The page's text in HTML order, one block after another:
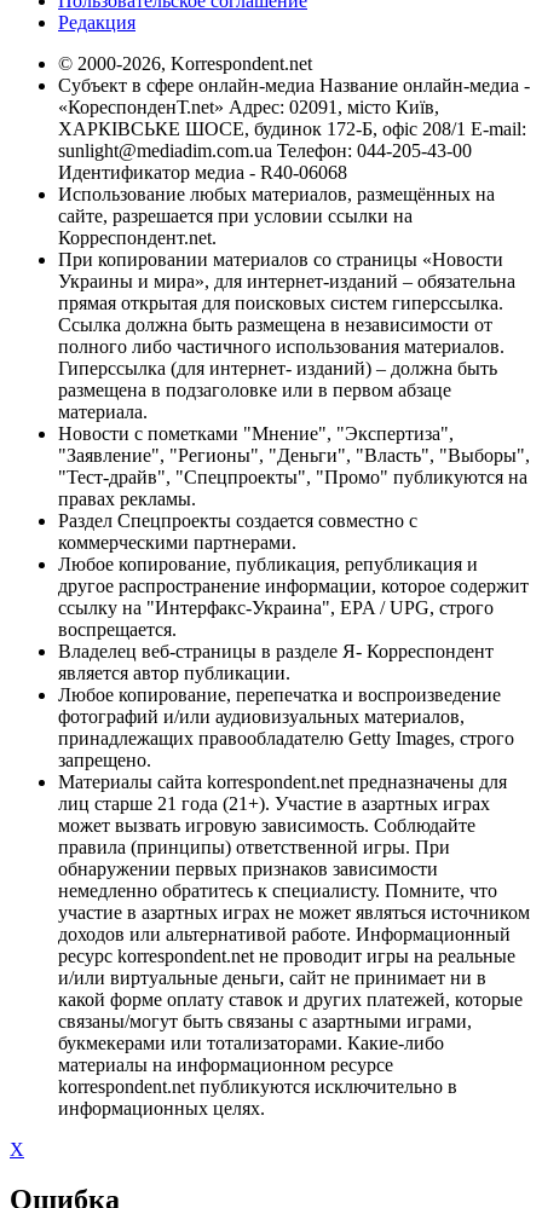
Редакция
© 2000-2026, Korrespondent.net
Субъект в сфере онлайн-медиа Название онлайн-медиа -
«КореспонденТ.net» Адрес: 02091, місто Київ,
ХАРКІВСЬКЕ ШОСЕ, будинок 172-Б, офіс 208/1 E-mail:
sunlight@mediadim.com.ua Телефон: 044-205-43-00
Идентификатор медиа - R40-06068
Использование любых материалов, размещённых на
сайте, разрешается при условии ссылки на
Корреспондент.net.
При копировании материалов со страницы «Новости
Украины и мира», для интернет-изданий – обязательна
прямая открытая для поисковых систем гиперссылка.
Ссылка должна быть размещена в независимости от
полного либо частичного использования материалов.
Гиперссылка (для интернет- изданий) – должна быть
размещена в подзаголовке или в первом абзаце
материала.
Новости с пометками "Мнение", "Экспертиза",
"Заявление", "Регионы", "Деньги", "Власть", "Выборы",
"Тест-драйв", "Спецпроекты", "Промо" публикуются на
правах рекламы.
Раздел Спецпроекты создается совместно с
коммерческими партнерами.
Любое копирование, публикация, републикация и
другое распространение информации, которое содержит
ссылку на "Интерфакс-Украина", EPA / UPG, строго
воспрещается.
Владелец веб-страницы в разделе Я- Корреспондент
является автор публикации.
Любое копирование, перепечатка и воспроизведение
фотографий и/или аудиовизуальных материалов,
принадлежащих правообладателю Getty Images, строго
запрещено.
Материалы сайта korrespondent.net предназначены для
лиц старше 21 года (21+). Участие в азартных играх
может вызвать игровую зависимость. Соблюдайте
правила (принципы) ответственной игры. При
обнаружении первых признаков зависимости
немедленно обратитесь к специалисту. Помните, что
участие в азартных играх не может являться источником
доходов или альтернативой работе. Информационный
ресурс korrespondent.net не проводит игры на реальные
и/или виртуальные деньги, сайт не принимает ни в
какой форме оплату ставок и других платежей, которые
связаны/могут быть связаны с азартными играми,
букмекерами или тотализаторами. Какие-либо
материалы на информационном ресурсе
korrespondent.net публикуются исключительно в
информационных целях.
X
Ошибка